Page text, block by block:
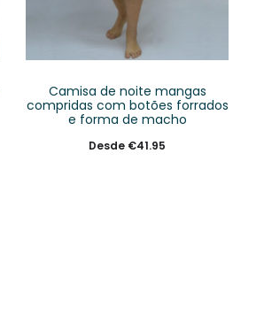
Camisa de noite mangas
compridas com botões forrados
e forma de macho
Desde €41.95